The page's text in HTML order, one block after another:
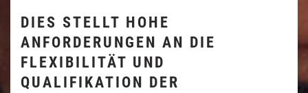
DIES STELLT HOHE
ANFORDERUNGEN AN DIE
FLEXIBILITÄT UND
QUALIFIKATION DER